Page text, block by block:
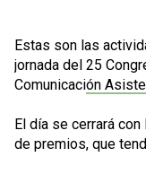
Estas son las
jornada del 25
Comunicación
El día se cerrará
de premios, que